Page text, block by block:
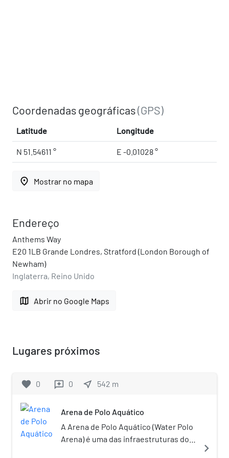
Coordenadas geográficas(GPS)
Latitude Longitude
N 51.54611 ° E -0.01028 °
place Mostrar no mapa
Endereço
Anthems Way
E20 1LB Grande Londres, Stratford (London Borough of
Newham)
Inglaterra, Reino Unido
map Abrir no Google Maps
Lugares próximos
favorite 0 reviews 0 near_me 542 m
Arena de Polo Aquático
A Arena de Polo Aquático (Water Polo
Arena) é uma das infraestruturas dos
navigate_next